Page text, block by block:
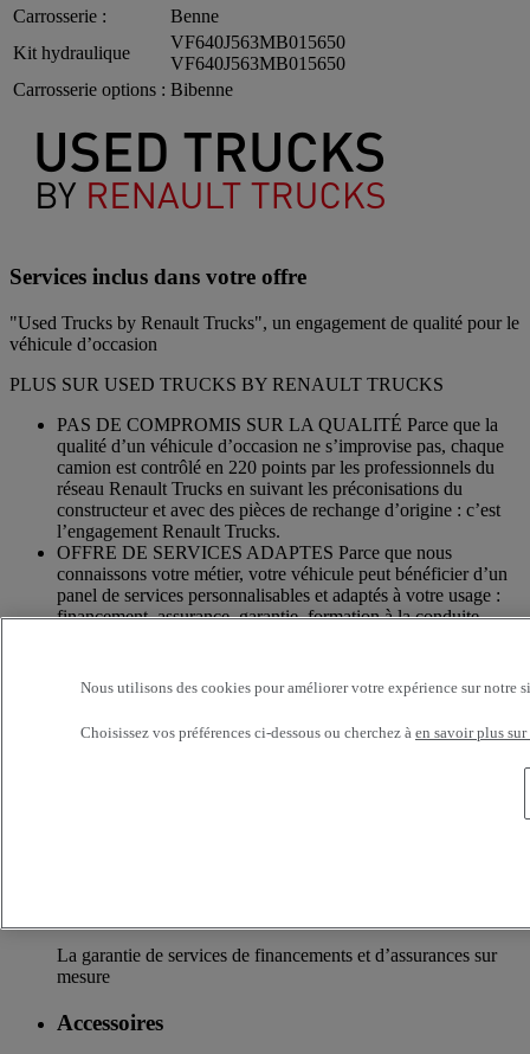
Carrosserie :
Benne
Kit hydraulique
VF640J563MB015650
VF640J563MB015650
Carrosserie options : Bibenne
Services inclus dans votre offre
"Used Trucks by Renault Trucks", un engagement de qualité pour le
véhicule d’occasion
PLUS SUR USED TRUCKS BY RENAULT TRUCKS
PAS DE COMPROMIS SUR LA QUALITÉ Parce que la
qualité d’un véhicule d’occasion ne s’improvise pas, chaque
camion est contrôlé en 220 points par les professionnels du
réseau Renault Trucks en suivant les préconisations du
constructeur et avec des pièces de rechange d’origine : c’est
l’engagement Renault Trucks.
OFFRE DE SERVICES ADAPTES Parce que nous
connaissons votre métier, votre véhicule peut bénéficier d’un
panel de services personnalisables et adaptés à votre usage :
financement, assurance, garantie, formation à la conduite…
toujours à vos côtés, vous avez accès à un large choix de
véhicules avec 300 points de service en France. Vos camions
Réseau Renault Trucks et d’un accompagnement en fonction
La garantie de services de financements et d’assurances sur
mesure
Accessoires
Nous utilisons des cookies pour améliorer votre expérience sur notre
Choisissez vos préférences ci-dessous ou cherchez à en savoir plus